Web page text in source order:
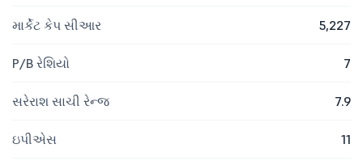
માર્કેટ કેપ સીઆર 5,227
P/B રેશિયો 7
સરેરાશ સાચી રેન્જ 7.9
ઇપીએસ 11